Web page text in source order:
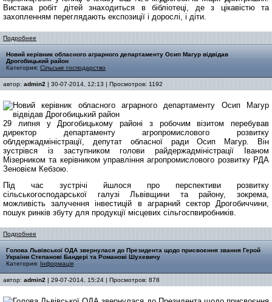
Вистака робіт дітей знаходиться в бібліотеці, де з цікавістю та
захопленням переглядають експозиції і дорослі, і діти.
Подробнее
Новий керівник обласного аграрного департаменту Осип Магур відвідав
Дрогобицький район
Категория: Сільське господарство
автор: admin2 | 30-07-2014, 12:13 | Просмотров: 1192
29 липня у Дрогобицькому районі з робочим візитом перебував
директор департаменту агропромислового розвитку
облдержадміністрації, депутат обласної ради Осип Магур. Він
зустрівся із заступником голови райдержадміністрації Іваном
Мізерником та керівником управління агропромислового розвитку РДА
Зеновієм Кебзою.
Під час зустрічі йшлося про перспективи розвитку
сільськогосподарської галузі Львівщини та району, зокрема,
можливість залучення інвестицій в аграрний сектор Дрогобиччини,
пошук ринків збуту для продукції місцевих сільгоспвиробників.
Подробнее
Голова Львівської ОДА звернулася до Президента щодо присвоєння звання Герой
України Степанові Бандері та Романові Шухевичу
Категория: Інформація
автор: admin2 | 29-07-2014, 15:24 | Просмотров: 878